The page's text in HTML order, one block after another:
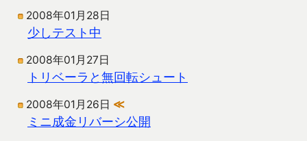
2008年01月28日
少しテスト中
2008年01月27日
トリベーラと無回転シュート
2008年01月26日 ≪
ミニ成金リバーシ公開